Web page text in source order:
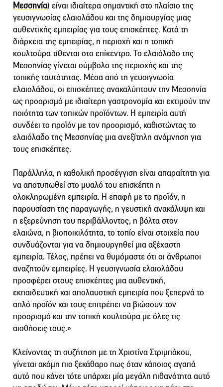
Μεσσηνία) είναι ιδιαίτερα σημαντική στο πλαίσιο της
γευσιγνωσίας ελαιολάδου και της δημιουργίας μιας
αυθεντικής εμπειρίας για τους επισκέπτες. Κατά τη
διάρκεια της εμπειρίας, η περιοχή και η τοπική
κουλτούρα τίθενται στο επίκεντρο. Το ελαιόλαδο της
Μεσσηνίας γίνεται σύμβολο της περιοχής και της
τοπικής ταυτότητας. Μέσα από τη γευσιγνωσία
ελαιολάδου, οι επισκέπτες ανακαλύπτουν την Μεσσηνία
ως προορισμό με ιδιαίτερη γαστρονομία και εκτιμούν την
ποιότητα των τοπικών προϊόντων. Η εμπειρία αυτή
συνδέει το προϊόν με τον προορισμό, καθιστώντας το
ελαιόλαδο της Μεσσηνίας μια ανεξίτηλη ανάμνηση για
τους επισκέπτες.
Παράλληλα, η καθολική προσέγγιση είναι απαραίτητη για
να αποτυπωθεί στο μυαλό του επισκέπτη η
ολοκληρωμένη εμπειρία. Η επαφή με το προϊόν, η
παρουσίαση της παραγωγής, η γευστική ανακάλυψη και
η εξερεύνηση του περιβάλλοντος, η βόλτα στον
ελαιώνα, η βιοποικιλότητα, το τοπίο είναι στοιχεία που
συνδυάζονται για να δημιουργηθεί μια αξέχαστη
εμπειρία. Τέλος, πρέπει να θυμόμαστε ότι οι άνθρωποι
αναζητούν εμπειρίες. Η γευσιγνωσία ελαιολάδου
προσφέρει στους επισκέπτες μια αυθεντική,
εκπαιδευτική και απολαυστική εμπειρία που ξεπερνά το
απλό προϊόν και τους επιτρέπει να βιώσουν τον
προορισμό και την τοπική κουλτούρα με όλες τις
αισθήσεις τους.»
Κλείνοντας τη συζήτηση με τη Χριστίνα Στριμπάκου,
γίνεται ακόμη πιο ξεκάθαρο πως όταν κάποιος αγαπά
αυτό που κάνει τότε υπάρχει μία μεγάλη πιθανότητα αυτό